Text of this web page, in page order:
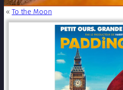
«To the Moon